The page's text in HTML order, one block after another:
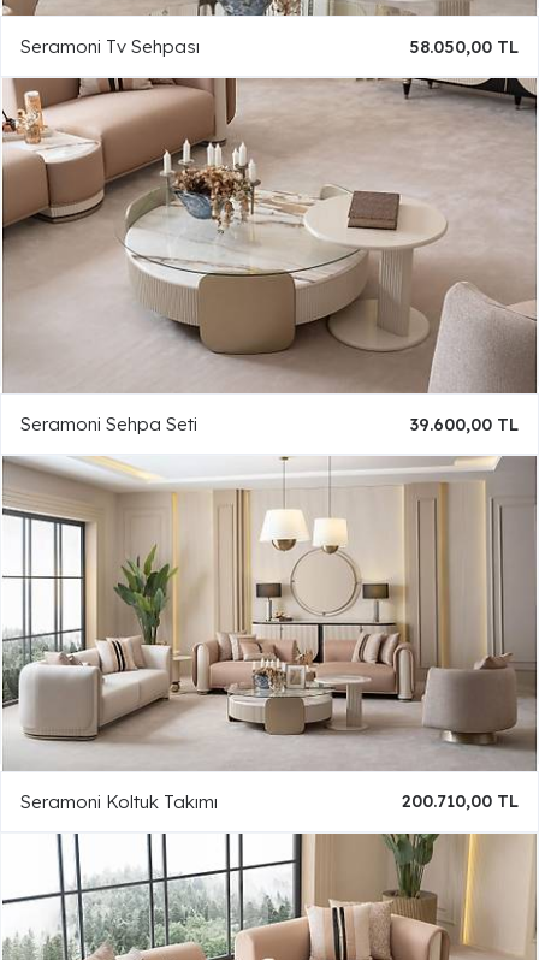
Seramoni Tv Sehpası 58.050,00 TL
Seramoni Sehpa Seti 39.600,00 TL
Seramoni Koltuk Takımı 200.710,00 TL